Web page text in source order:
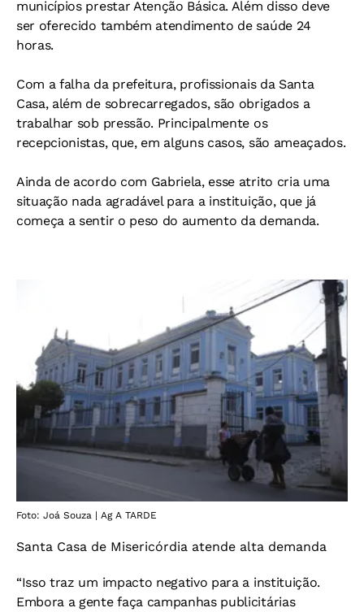
municípios prestar Atenção Básica. Além disso deve
ser oferecido também atendimento de saúde 24
horas.
Com a falha da prefeitura, profissionais da Santa
Casa, além de sobrecarregados, são obrigados a
trabalhar sob pressão. Principalmente os
recepcionistas, que, em alguns casos, são ameaçados.
Ainda de acordo com Gabriela, esse atrito cria uma
situação nada agradável para a instituição, que já
começa a sentir o peso do aumento da demanda.
Foto: Joá Souza | Ag A TARDE
Santa Casa de Misericórdia atende alta demanda
“Isso traz um impacto negativo para a instituição.
Embora a gente faça campanhas publicitárias